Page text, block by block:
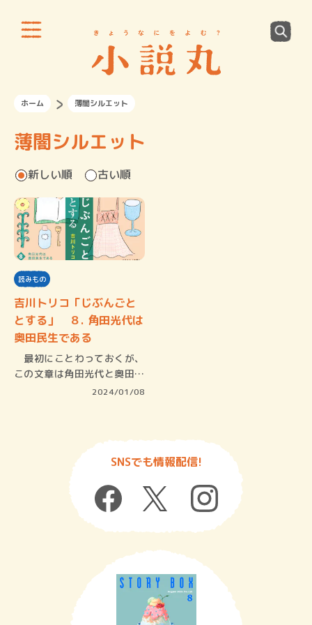
ホーム 薄闇シルエット
薄闇シルエット
新しい順 古い順
読みもの
吉川トリコ「じぶんごと
とする」 ８. 角田光代は
奥田民生である
最初にことわっておくが、
この文章は角田光代と奥田民
2024/01/08
SNSでも情報配信!